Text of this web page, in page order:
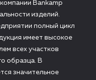
Bankamp
изделий.
полный цикл
имеет высокое
всех участков
образца. В
значительное